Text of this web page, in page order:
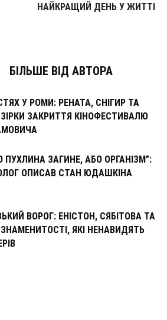
НАЙКРАЩИЙ ДЕНЬ У ЖИТТІ
БІЛЬШЕ ВІД АВТОРА
У РОМИ: РЕНАТА, СНІГИР ТА
ЗІРКИ ЗАКРИТТЯ КІНОФЕСТИВАЛЮ
ПУХЛИНА ЗАГИНЕ, АБО ОРГАНІЗМ”:
ОПИСАВ СТАН ЮДАШКІНА
ВОРОГ: ЕНІСТОН, СЯБІТОВА ТА
ЗНАМЕНИТОСТІ, ЯКІ НЕНАВИДЯТЬ